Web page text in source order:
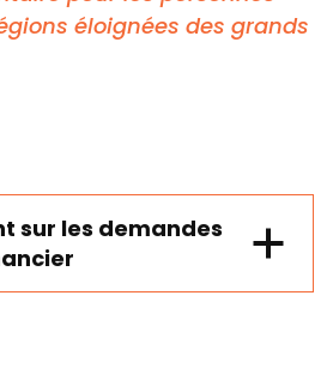
éloignées des grands
sur les demandes